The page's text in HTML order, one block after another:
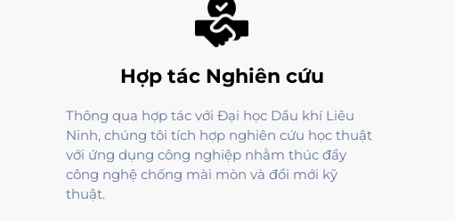
Hợp tác Nghiên cứu
Thông qua hợp tác với Đại học Dầu khí Liêu
Ninh, chúng tôi tích hợp nghiên cứu học thuật
với ứng dụng công nghiệp nhằm thúc đẩy
công nghệ chống mài mòn và đổi mới kỹ
thuật.